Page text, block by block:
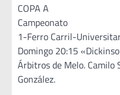
COPA A
Campeonato
1-Ferro Carril-
Domingo 20:15
Árbitros de Melo. Camilo
González.